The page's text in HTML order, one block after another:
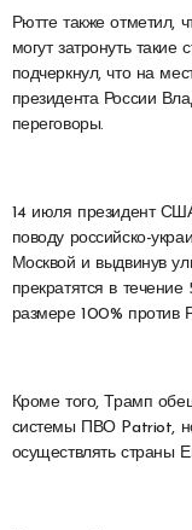
Рютте также отметил,
могут затронуть
подчеркнул, что на
президента России
переговоры.
14 июля президент
поводу российско-
Москвой и выдвинув
прекратятся в
размере 100% против
Кроме того, Трамп
системы ПВО Patriot,
осуществлять страны